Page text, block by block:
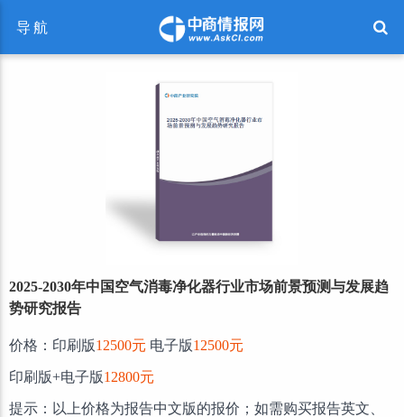
导航
2025-2030年中国空气消毒净化器行业市场前景预测与发展趋
势研究报告
价格：印刷版12500元 电子版12500元
印刷版+电子版12800元
提示：以上价格为报告中文版的报价；如需购买报告英文、